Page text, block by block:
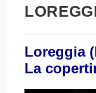
Loreggia
La